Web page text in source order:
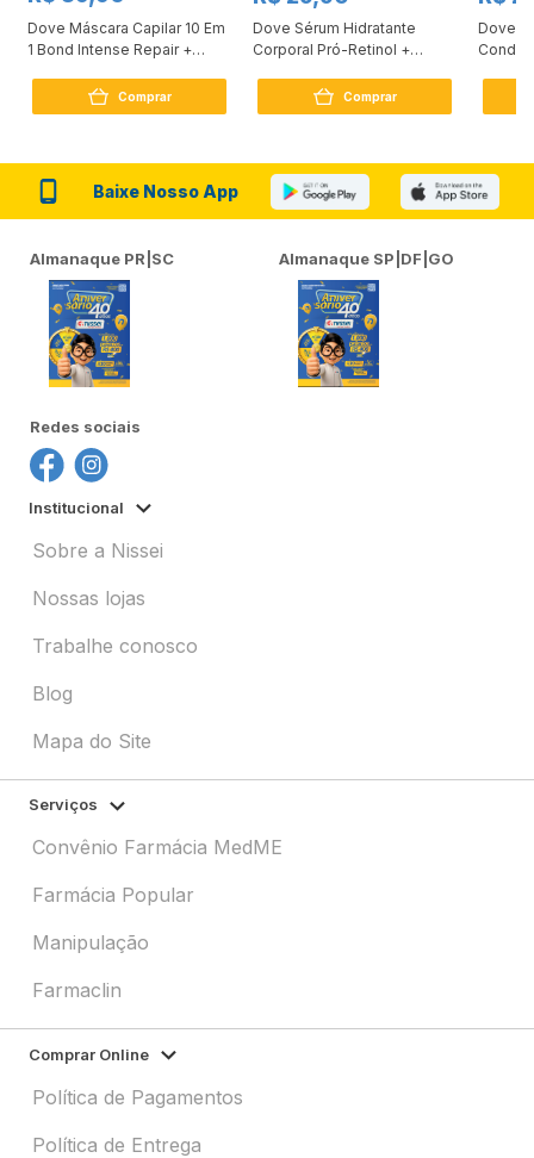
Dove Máscara Capilar 10 Em
1 Bond Intense Repair +
Comprar
Dove Sérum Hidratante
Corporal Pró-Retinol +
Comprar
Dove
Baixe Nosso App
Almanaque PR|SC Almanaque SP|DF|GO
Redes sociais
Institucional
Sobre a Nissei
Nossas lojas
Trabalhe conosco
Blog
Mapa do Site
Serviços
Convênio Farmácia MedME
Farmácia Popular
Manipulação
Farmaclin
Comprar Online
Política de Pagamentos
Política de Entrega